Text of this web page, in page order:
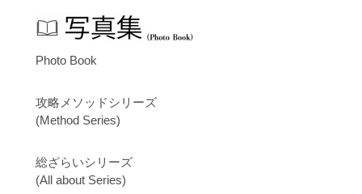
Photo Book
攻略メソッドシリーズ
(Method Series)
総ざらいシリーズ
(All about Series)